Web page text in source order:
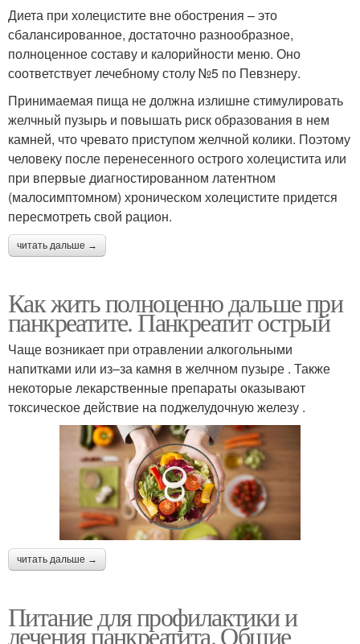
Диета при холецистите вне обострения – это
сбалансированное, достаточно разнообразное,
полноценное составу и калорийности меню. Оно
соответствует лечебному столу №5 по Певзнеру.
Принимаемая пища не должна излишне стимулировать
желчный пузырь и повышать риск образования в нем
камней, что чревато приступом желчной колики. Поэтому
человеку после перенесенного острого холецистита или
при впервые диагностированном латентном
(малосимптомном) хроническом холецистите придется
пересмотреть свой рацион.
читать дальше →
Как жить полноценно дальше при
панкреатите. Панкреатит острый
Чаще возникает при отравлении алкогольными
напитками или из–за камня в желчном пузыре . Также
некоторые лекарственные препараты оказывают
токсическое действие на поджелудочную железу .
читать дальше →
Питание для профилактики и
лечения панкреатита. Общие